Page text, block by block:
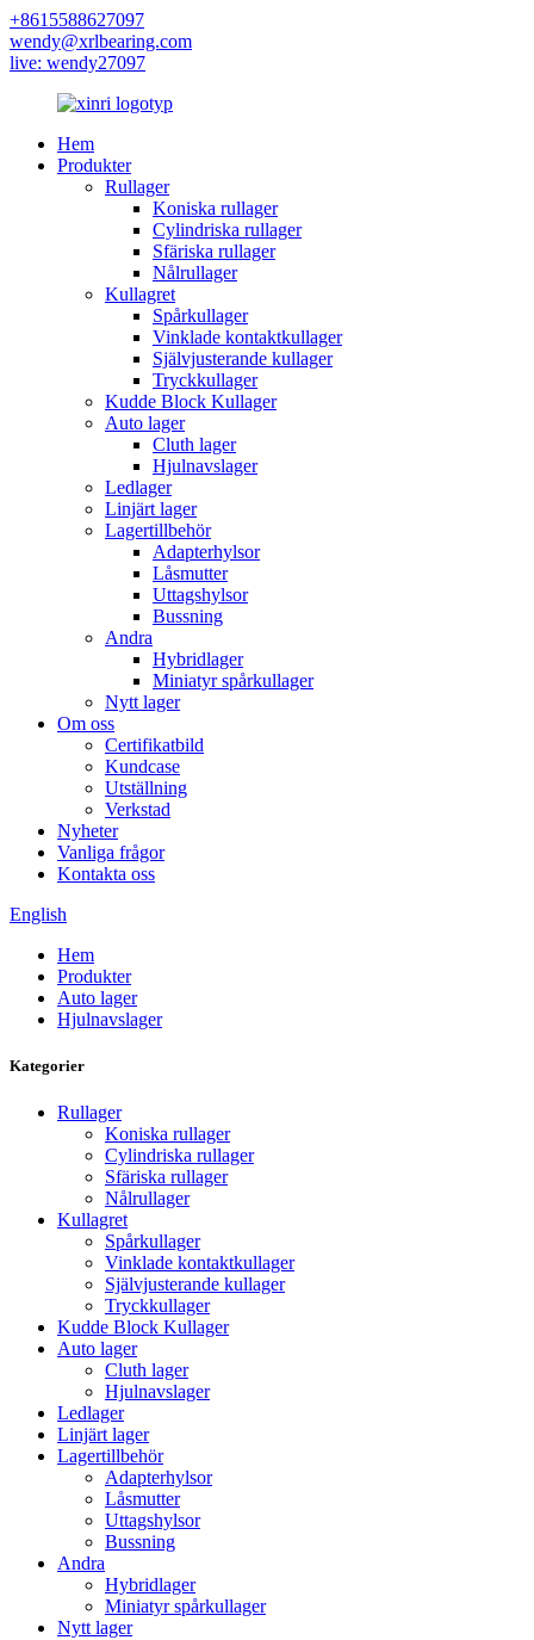
+8615588627097
wendy@xrlbearing.com
live: wendy27097
Hem
Produkter
Rullager
Koniska rullager
Cylindriska rullager
Sfäriska rullager
Nålrullager
Kullagret
Spårkullager
Vinklade kontaktkullager
Självjusterande kullager
Tryckkullager
Kudde Block Kullager
Auto lager
Cluth lager
Hjulnavslager
Ledlager
Linjärt lager
Lagertillbehör
Adapterhylsor
Låsmutter
Uttagshylsor
Bussning
Andra
Hybridlager
Miniatyr spårkullager
Nytt lager
Om oss
Certifikatbild
Kundcase
Utställning
Verkstad
Nyheter
Vanliga frågor
Kontakta oss
English
Hem
Produkter
Auto lager
Hjulnavslager
Kategorier
Rullager
Koniska rullager
Cylindriska rullager
Sfäriska rullager
Nålrullager
Kullagret
Spårkullager
Vinklade kontaktkullager
Självjusterande kullager
Tryckkullager
Kudde Block Kullager
Auto lager
Cluth lager
Hjulnavslager
Ledlager
Linjärt lager
Lagertillbehör
Adapterhylsor
Låsmutter
Uttagshylsor
Bussning
Andra
Hybridlager
Miniatyr spårkullager
Nytt lager